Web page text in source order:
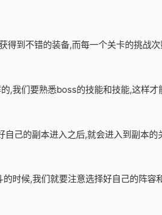
到不错的装备,而每一个关卡的挑
,我们要熟悉boss的技能和技能,这样
己的副本进入之后,就会进入到副
时候,我们就要注意选择好自己的阵